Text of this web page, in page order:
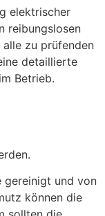
elektrischer
reibungslosen
zu prüfenden
detaillierte
Betrieb.
gereinigt und von
können die